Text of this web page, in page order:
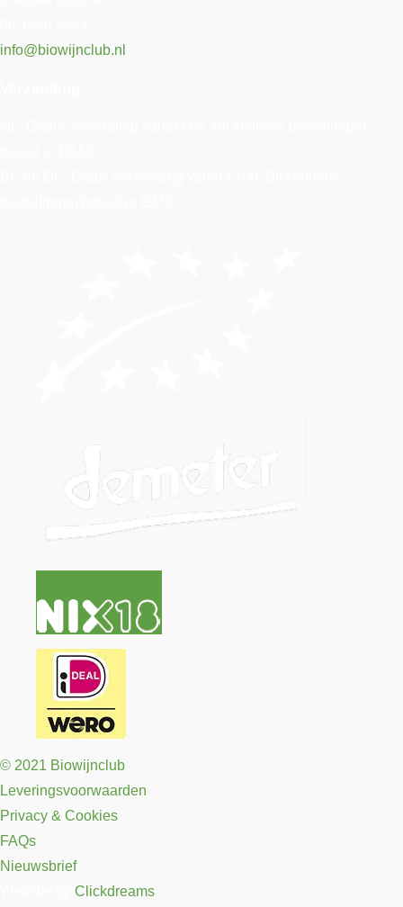
info@biowijnclub.nl
© 2021 Biowijnclub
Leveringsvoorwaarden
Privacy & Cookies
FAQs
Nieuwsbrief
Clickdreams